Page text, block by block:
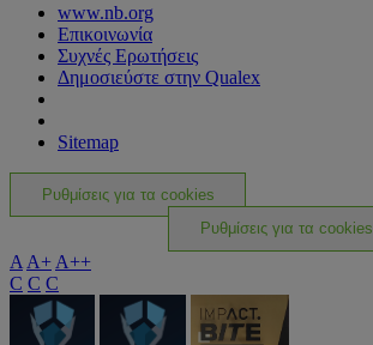
www.nb.org
Επικοινωνία
Συχνές Ερωτήσεις
Δημοσιεύστε στην Qualex
Sitemap
Ρυθμίσεις για τα cookies
Ρυθμίσεις για τα cookies
A A+ A++
C C C